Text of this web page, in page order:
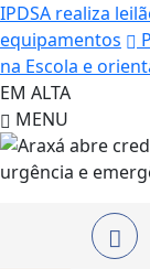
IPDSA realiza
equipamentos
na Escola e
EM ALTA
MENU